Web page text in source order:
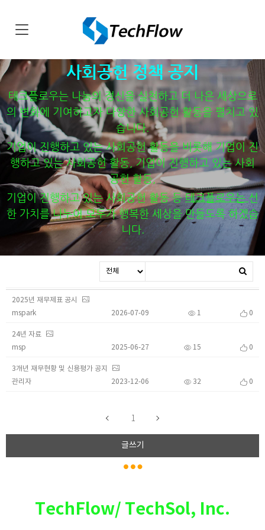
사회공헌 정책 공지
테크플로우는 나눔의 정신을 실천하고 더 나은 세상으로
의 변화에 기여하고자 다양한 사회공헌 활동을 펼치고 있
습니다.
기업이 진행하고 있는 사회공헌 활동을 비롯해 기업이 진
행하고 있는 사회공헌 활동, 기업이 진행하고 있는 사회
공헌 활동,
기업이 진행하고 있는 사회공헌 활동 등테크플로우는 선
한 가치를 나누어 모두가 행복한 세상을 만들도록 하겠습
니다.
2025년 재무제표 공시
mspark
0
1
2026-07-09
24년 자료
msp
0
15
2025-06-27
3개년 재무현황 및 신용평가 공지
관리자
0
32
2023-12-06
1
글쓰기
TechFlow/ TechSol, Inc.